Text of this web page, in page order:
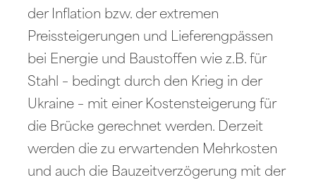
der Inflation bzw. der extremen
Preissteigerungen und Lieferengpässen
bei Energie und Baustoffen wie z.B. für
Stahl – bedingt durch den Krieg in der
Ukraine – mit einer Kostensteigerung für
die Brücke gerechnet werden. Derzeit
werden die zu erwartenden Mehrkosten
und auch die Bauzeitverzögerung mit der